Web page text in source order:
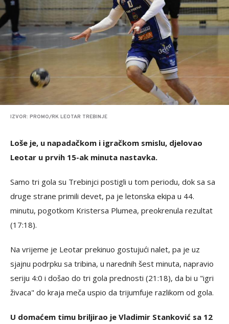
IZVOR: PROMO/RK LEOTAR TREBINJE
Loše je, u napadačkom i igračkom smislu, djelovao
Leotar u prvih 15-ak minuta nastavka.
Samo tri gola su Trebinjci postigli u tom periodu, dok sa sa
druge strane primili devet, pa je letonska ekipa u 44.
minutu, pogotkom Kristersa Plumea, preokrenula rezultat
(17:18).
Na vrijeme je Leotar prekinuo gostujući nalet, pa je uz
sjajnu podrpku sa tribina, u narednih šest minuta, napravio
seriju 4:0 i došao do tri gola prednosti (21:18), da bi u "igri
živaca" do kraja meča uspio da trijumfuje razlikom od gola.
U domaćem timu briljirao je Vladimir Stanković sa 12